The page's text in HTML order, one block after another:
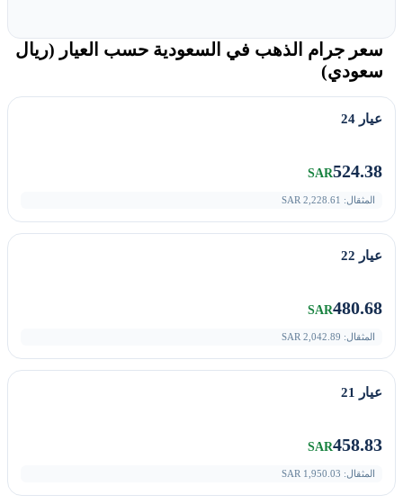
سعر جرام الذهب في السعودية حسب العيار (ريال
سعودي)
عيار 24
524.38
SAR
المثقال: 2,228.61
عيار 22
480.68
SAR
المثقال: 2,042.89
عيار 21
458.83
SAR
المثقال: 1,950.03